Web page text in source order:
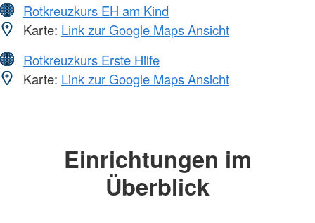
Rotkreuzkurs EH am Kind
Karte: Link zur Google Maps Ansicht
Rotkreuzkurs Erste Hilfe
Karte: Link zur Google Maps Ansicht
Einrichtungen im
Überblick